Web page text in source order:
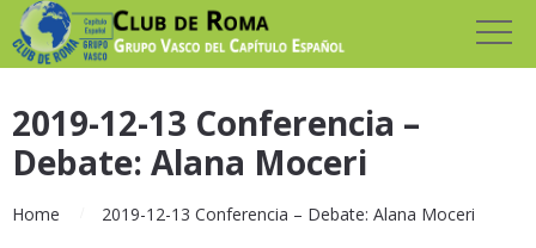
2019-12-13 Conferencia –
Debate: Alana Moceri
Home 2019-12-13 Conferencia – Debate: Alana Moceri